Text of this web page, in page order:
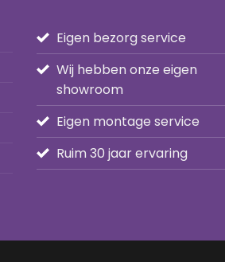
Eigen bezorg service
Wij hebben onze eigen
showroom
Eigen montage service
Ruim 30 jaar ervaring